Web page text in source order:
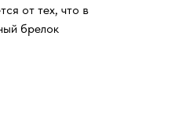
от тех, что в
брелок